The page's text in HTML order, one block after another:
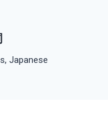
,Japanese